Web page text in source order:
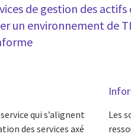
de gestion des actifs
un environnement de
qui s’alignent
des services axé
Les